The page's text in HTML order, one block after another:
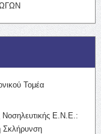
Τομέα
Νοσηλευτικής Ε.Ν.Ε.:
Σκλήρυνση